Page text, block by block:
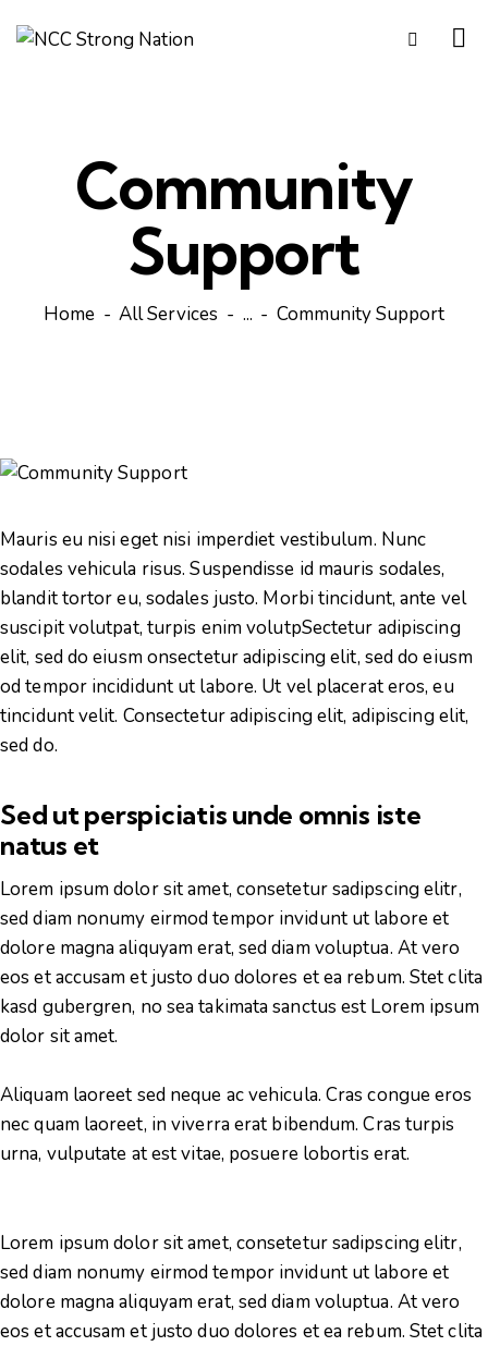
Community
Support
Home All Services ... Community Support
Mauris eu nisi eget nisi imperdiet vestibulum. Nunc
sodales vehicula risus. Suspendisse id mauris sodales,
blandit tortor eu, sodales justo. Morbi tincidunt, ante vel
suscipit volutpat, turpis enim volutpSectetur adipiscing
elit, sed do eiusm onsectetur adipiscing elit, sed do eiusm
od tempor incididunt ut labore. Ut vel placerat eros, eu
tincidunt velit. Consectetur adipiscing elit, adipiscing elit,
sed do.
Sed ut perspiciatis unde omnis iste
natus et
Lorem ipsum dolor sit amet, consetetur sadipscing elitr,
sed diam nonumy eirmod tempor invidunt ut labore et
dolore magna aliquyam erat, sed diam voluptua. At vero
eos et accusam et justo duo dolores et ea rebum. Stet clita
kasd gubergren, no sea takimata sanctus est Lorem ipsum
dolor sit amet.
Aliquam laoreet sed neque ac vehicula. Cras congue eros
nec quam laoreet, in viverra erat bibendum. Cras turpis
urna, vulputate at est vitae, posuere lobortis erat.
Lorem ipsum dolor sit amet, consetetur sadipscing elitr,
sed diam nonumy eirmod tempor invidunt ut labore et
dolore magna aliquyam erat, sed diam voluptua. At vero
eos et accusam et justo duo dolores et ea rebum. Stet clita